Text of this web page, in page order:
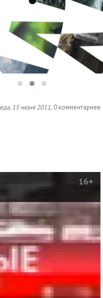
15 июня 2011, 0 комментариев
16+